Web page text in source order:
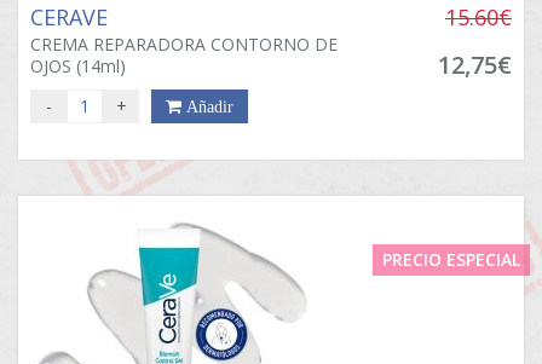
CERAVE
CREMA REPARADORA CONTORNO DE
OJOS (14ml)
15.60€
12,75€
- + Añadir
PRECIO ESPECIAL